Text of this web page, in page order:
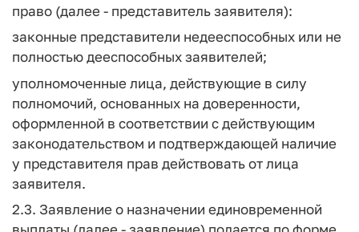
право (далее - представитель заявителя):
законные представители недееспособных или не
полностью дееспособных заявителей;
уполномоченные лица, действующие в силу
полномочий, основанных на доверенности,
оформленной в соответствии с действующим
законодательством и подтверждающей наличие
у представителя прав действовать от лица
заявителя.
2.3. Заявление о назначении единовременной